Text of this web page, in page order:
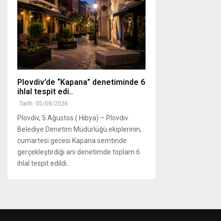
Plovdiv’de “Kapana” denetiminde 6
ihlal tespit edi..
Tarih: 05/08/2026
Plovdiv, 5 Ağustos ( Hibya) – Plovdiv
Belediye Denetim Müdürlüğü ekiplerinin,
cumartesi gecesi Kapana semtinde
gerçekleştirdiği ani denetimde toplam 6
ihlal tespit edildi..